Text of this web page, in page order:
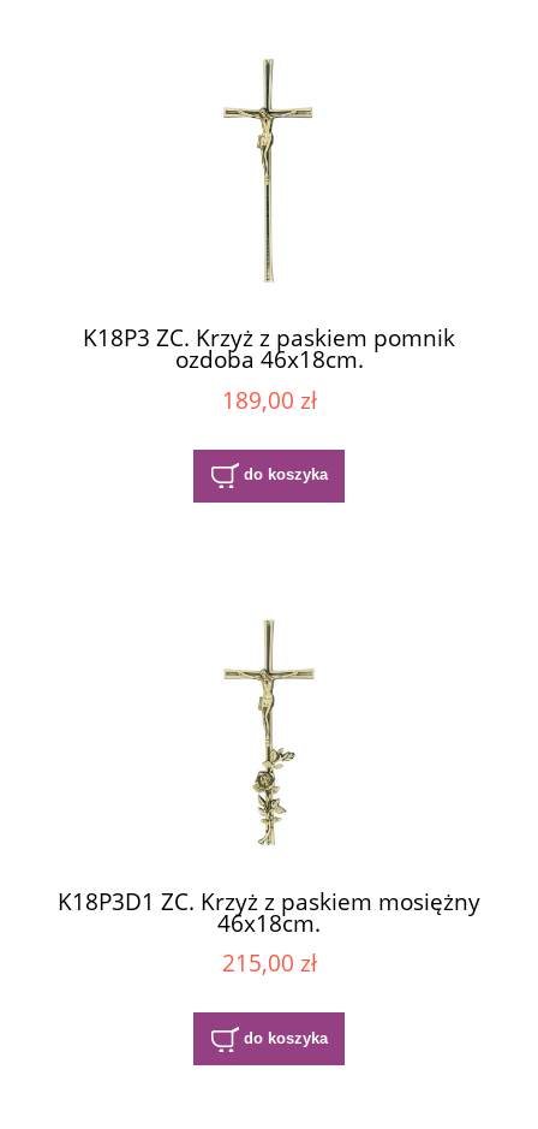
K18P3 ZC. Krzyż z paskiem pomnik
ozdoba 46x18cm.
189,00 zł
do koszyka
K18P3D1 ZC. Krzyż z paskiem mosiężny
46x18cm.
215,00 zł
do koszyka